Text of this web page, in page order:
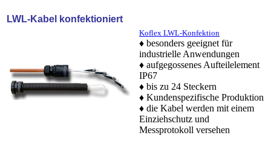
LWL-Kabel konfektioniert
Koflex LWL-Konfektion
♦ besonders geeignet für
industrielle Anwendungen
♦ aufgegossenes Aufteilelement
IP67
♦ bis zu 24 Steckern
♦ Kundenspezifische Produktion
♦ die Kabel werden mit einem
Einziehschutz und
Messprotokoll versehen